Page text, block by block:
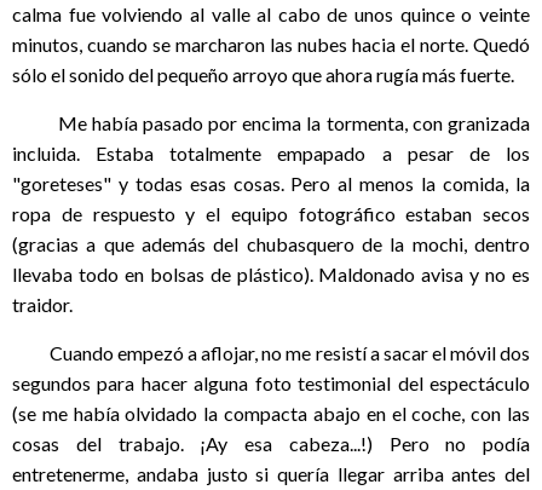
calma fue volviendo al valle al cabo de unos quince o veinte
minutos, cuando se marcharon las nubes hacia el norte. Quedó
sólo el sonido del pequeño arroyo que ahora rugía más fuerte.
Me había pasado por encima la tormenta, con granizada
incluida. Estaba totalmente empapado a pesar de los
"goreteses" y todas esas cosas. Pero al menos la comida, la
ropa de respuesto y el equipo fotográfico estaban secos
(gracias a que además del chubasquero de la mochi, dentro
llevaba todo en bolsas de plástico). Maldonado avisa y no es
traidor.
Cuando empezó a aflojar, no me resistí a sacar el móvil dos
segundos para hacer alguna foto testimonial del espectáculo
(se me había olvidado la compacta abajo en el coche, con las
cosas del trabajo. ¡Ay esa cabeza...!) Pero no podía
entretenerme, andaba justo si quería llegar arriba antes del